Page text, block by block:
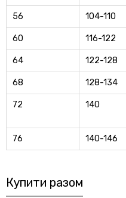
56 104-110
60 116-122
64 122-128
68 128-134
72 140
76 140-146
Купити разом